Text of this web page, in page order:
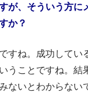
が、そういう方に
か？
すね。成功してい
うことですね。結
ないとわからない